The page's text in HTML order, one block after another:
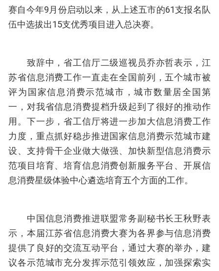
赛自今年9月份启动以来，从上述五市的61支报名队
伍中选拔出15支优秀项目进入总决赛。
致辞中，省工信厅二级巡视员乔亦哲表示，江
苏省信息消费工作一直走在全国前列，五个城市被
评为国家信息消费示范城市，城市数量居全国第
一，对我省信息消费提档升级起到了很好的推动作
用。下一步，省工信厅将进一步加大信息消费工作
力度，重点抓好稳步推进国家信息消费示范城市建
设、支持骨干企业做大做强、加快新型信息消费示
范项目培育、培育信息消费创新服务平台、开展信
息消费星级体验中心遴选培育五个方面的工作。
中国信息消费推进联盟常务副秘书长王秋野表
示，本届江苏省信息消费大赛为各界参与信息消费
提供了良好的交流互动平台，通过大赛的举办，建
议各示范城市充分发挥示范引领效应，加强探索实